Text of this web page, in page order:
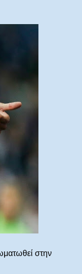
στην